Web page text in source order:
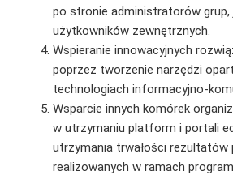
po stronie administratorów grup,
użytkowników zewnętrznych.
Wspieranie innowacyjnych
poprzez tworzenie narzędzi
technologiach informacyjno-
Wsparcie innych komórek
w utrzymaniu platform i portali
utrzymania trwałości rezultatów
realizowanych w ramach